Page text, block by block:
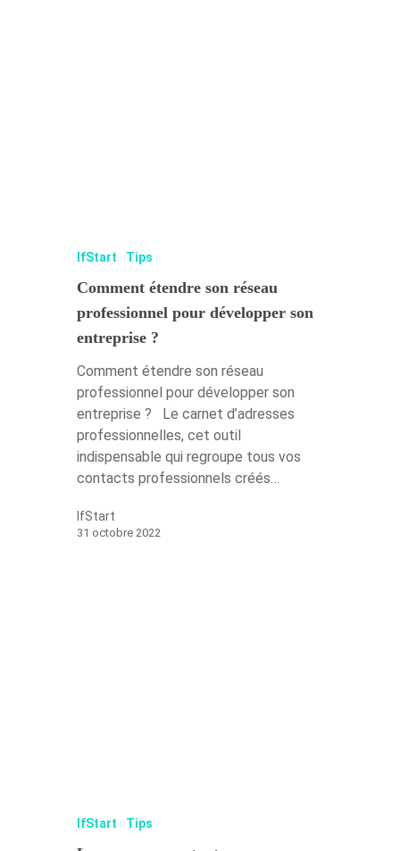
IfStart Tips
Comment étendre son réseau
professionnel pour développer son
entreprise ?
Comment étendre son réseau
professionnel pour développer son
entreprise ? Le carnet d’adresses
professionnelles, cet outil
indispensable qui regroupe tous vos
contacts professionnels créés…
IfStart
31 octobre 2022
IfStart Tips